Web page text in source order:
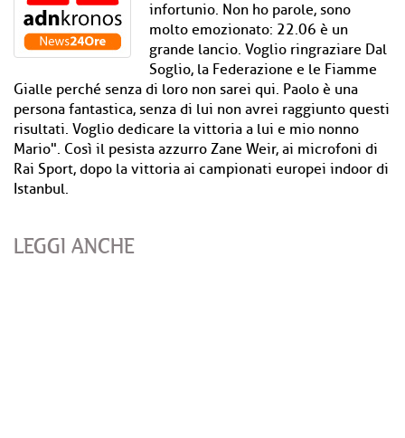
infortunio. Non ho parole, sono
molto emozionato: 22.06 è un
grande lancio. Voglio ringraziare Dal
Soglio, la Federazione e le Fiamme
Gialle perché senza di loro non sarei qui. Paolo è una
persona fantastica, senza di lui non avrei raggiunto questi
risultati. Voglio dedicare la vittoria a lui e mio nonno
Mario". Così il pesista azzurro Zane Weir, ai microfoni di
Rai Sport, dopo la vittoria ai campionati europei indoor di
Istanbul.
LEGGI ANCHE